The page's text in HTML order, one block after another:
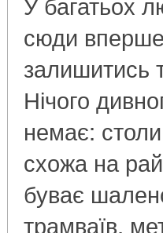
сюди
залишитись
Нічого
немає:
схожа на
буває
трамваїв,